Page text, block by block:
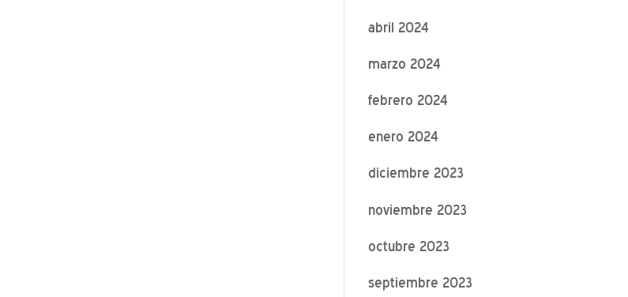
abril 2024
marzo 2024
febrero 2024
enero 2024
diciembre 2023
noviembre 2023
octubre 2023
septiembre 2023